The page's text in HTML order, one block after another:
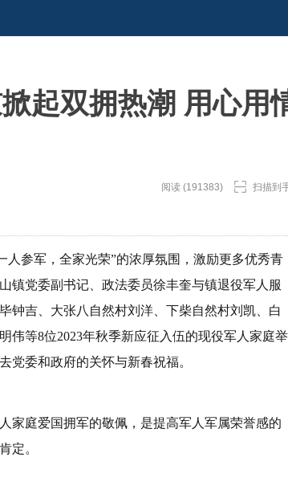
起双拥热潮 用心用
阅读 (191383) 扫描到
参军，全家光荣”的浓厚氛围，激励更多优秀青
镇党委副书记、政法委员徐丰奎与镇退役军人服
钟吉、大张八自然村刘洋、下柴自然村刘凯、白
伟等8位2023年秋季新应征入伍的现役军人家庭举
党委和政府的关怀与新春祝福。
家庭爱国拥军的敬佩，是提高军人军属荣誉感的
定。